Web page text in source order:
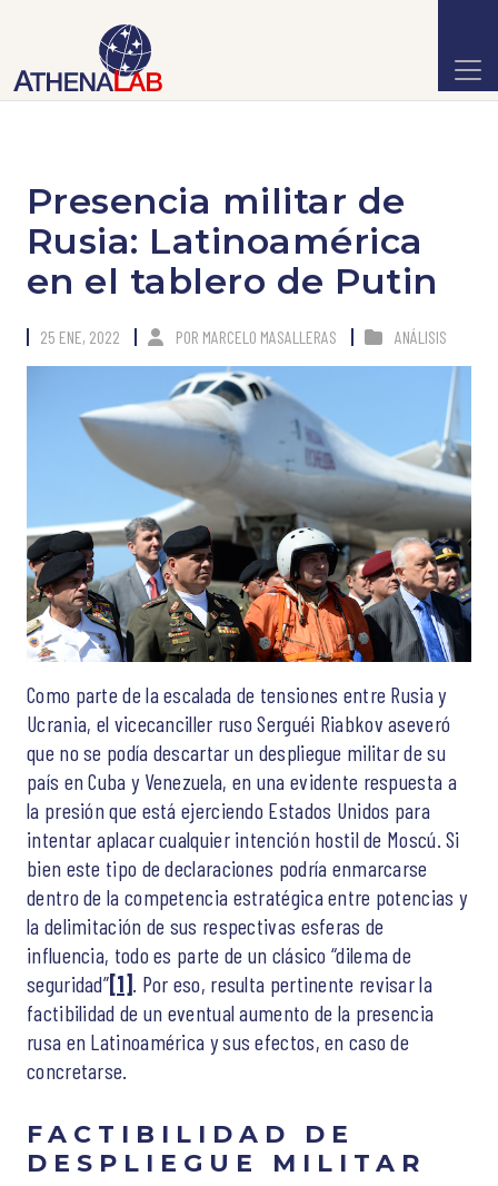
Presencia militar de
Rusia: Latinoamérica
en el tablero de Putin
25 ENE, 2022 POR MARCELO MASALLERAS ANÁLISIS
Como parte de la escalada de tensiones entre Rusia y
Ucrania, el vicecanciller ruso Serguéi Riabkov aseveró
que no se podía descartar un despliegue militar de su
país en Cuba y Venezuela, en una evidente respuesta a
la presión que está ejerciendo Estados Unidos para
intentar aplacar cualquier intención hostil de Moscú. Si
bien este tipo de declaraciones podría enmarcarse
dentro de la competencia estratégica entre potencias y
la delimitación de sus respectivas esferas de
influencia, todo es parte de un clásico “dilema de
seguridad”[1] . Por eso, resulta pertinente revisar la
factibilidad de un eventual aumento de la presencia
rusa en Latinoamérica y sus efectos, en caso de
concretarse.
FACTIBILIDAD DE
DESPLIEGUE MILITAR